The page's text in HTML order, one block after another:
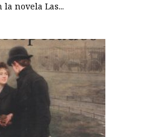
novela Las...